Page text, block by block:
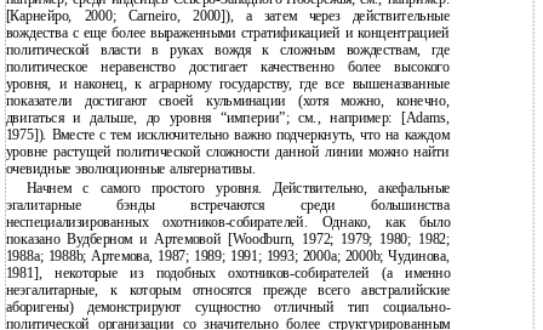
[Карнейро, 2000; Carneiro, 2000]), а затем через действительные
вождества с еще более выраженными стратификацией и концентрацией
политической власти в руках вождя к сложным вождествам, где
политическое неравенство достигает качественно более высокого
уровня, и наконец, к аграрному государству, где все вышеназванные
показатели достигают своей кульминации (хотя можно, конечно,
двигаться и дальше, до уровня “империи”; см., например: [Adams,
1975]). Вместе с тем исключительно важно подчеркнуть, что на каждом
уровне растущей политической сложности данной линии можно найти
очевидные эволюционные альтернативы.
Начнем с самого простого уровня. Действительно, акефальные
эгалитарные бэнды встречаются среди большинства
неспециализированных охотников-собирателей. Однако, как было
показано Вудберном и Артемовой [Woodburn, 1972; 1979; 1980; 1982;
1988a; 1988b; Артемова, 1987; 1989; 1991; 1993; 2000a; 2000b; Чудинова,
1981], некоторые из подобных охотников-собирателей (а именно
неэгалитарные, к которым относятся прежде всего австралийские
аборигены) демонстрируют сущностно отличный тип социально-
политической организации со значительно более структурированным